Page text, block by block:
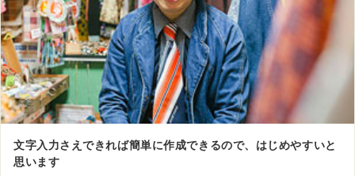
文字入力さえできれば簡単に作成できるので、はじめやすいと
思います